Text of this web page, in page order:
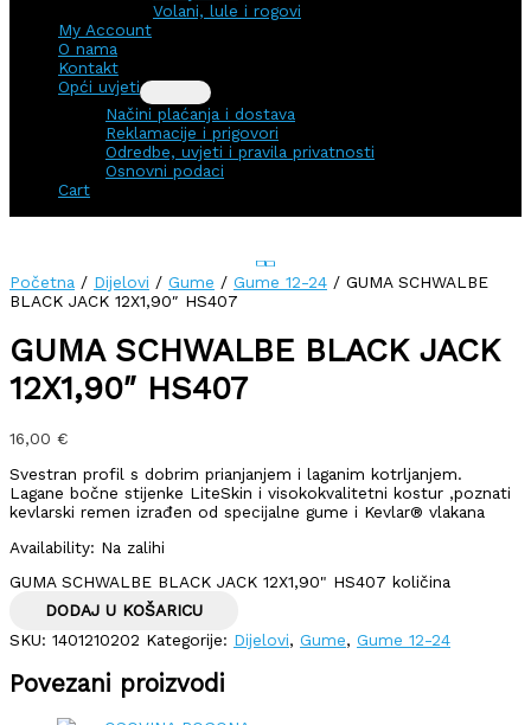
Volani, lule i rogovi
My Account
O nama
Kontakt
Opći uvjeti
Načini plaćanja i dostava
Reklamacije i prigovori
Odredbe, uvjeti i pravila privatnosti
Osnovni podaci
Cart
Početna / Dijelovi / Gume / Gume 12-24 / GUMA SCHWALBE
BLACK JACK 12X1,90″ HS407
GUMA SCHWALBE BLACK JACK
12X1,90″ HS407
16,00 €
Svestran profil s dobrim prianjanjem i laganim kotrljanjem.
Lagane bočne stijenke LiteSkin i visokokvalitetni kostur ,poznati
kevlarski remen izrađen od specijalne gume i Kevlar® vlakana
Availability: Na zalihi
GUMA SCHWALBE BLACK JACK 12X1,90" HS407 količina
DODAJ U KOŠARICU
SKU: 1401210202 Kategorije: Dijelovi, Gume, Gume 12-24
Povezani proizvodi